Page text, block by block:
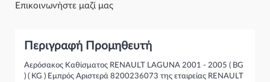
Επικοινωνήστε μαζί μας
Περιγραφή Προμηθευτή
Αερόσακος Καθίσματος RENAULT LAGUNA 2001 - 2005 ( BG
) ( KG ) Εμπρός Αριστερά 8200236073 της εταιρείας RENAULT